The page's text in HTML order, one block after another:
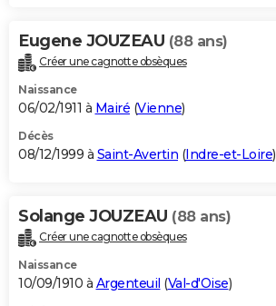
Eugene JOUZEAU (88 ans)
Créer une cagnotte obsèques
Naissance
06/02/1911 à Mairé (Vienne)
Décès
08/12/1999 à Saint-Avertin (Indre-et-Loire)
Solange JOUZEAU (88 ans)
Créer une cagnotte obsèques
Naissance
10/09/1910 à Argenteuil (Val-d'Oise)